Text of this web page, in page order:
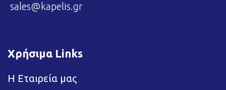
sales@kapelis.gr
Χρήσιμα Links
Η Εταιρεία μας